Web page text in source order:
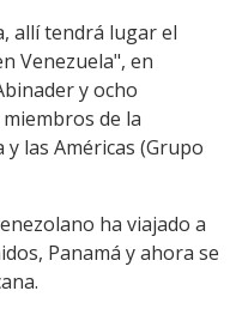
allí tendrá lugar el
Venezuela", en
y ocho
de la
las Américas (Grupo
ha viajado a
Panamá y ahora se